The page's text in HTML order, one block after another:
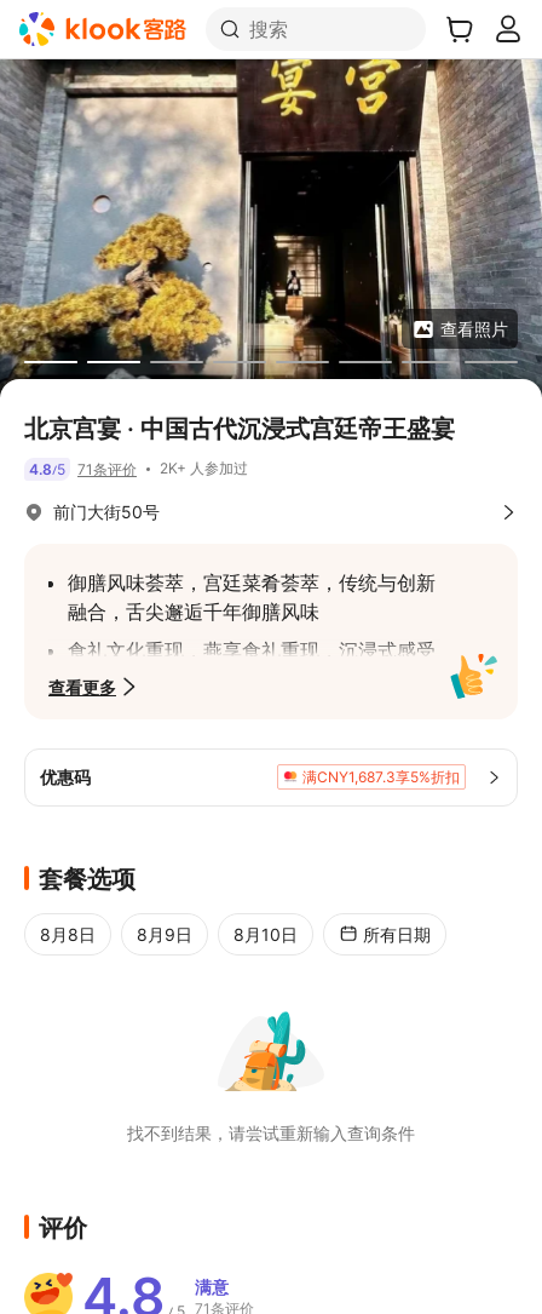
搜索
查看照片
北京宫宴 · 中国古代沉浸式宫廷帝王盛宴
4.8/5 71条评价 2K+ 人参加过
前门大街50号
御膳风味荟萃，宫廷菜肴荟萃，传统与创新
融合，舌尖邂逅千年御膳风味
食礼文化重现，燕享食礼重现，沉浸式感受
古代饮食礼制的庄重与典雅
景，畅享视听盛宴
光影艺术盛宴，数字光影盛宴，科技赋能文
化，打造奇幻艺术空间
心，沉浸宫廷氛围
皇家礼遇服务，礼仪服务周到，古装侍者相
迎，尊享皇家礼遇
查看更多
优惠码 满CNY1,687.3享5%折扣
套餐选项
8月8日 8月9日 8月10日 所有日期
找不到结果，请尝试重新输入查询条件
评价
4.8 /
满意
71条评价